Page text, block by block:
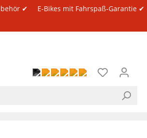
✔
E-Bikes mit Fahrspaß-Garantie ✔